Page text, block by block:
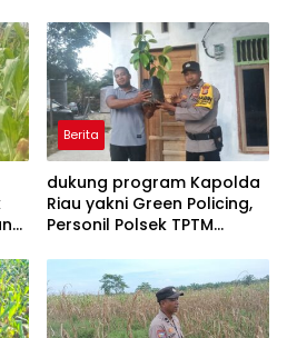
wilayah hukum Polsek
TPTM
Berita
dukung program Kapolda
Riau yakni Green Policing,
Personil Polsek TPTM
matoa kepada
masyarakat